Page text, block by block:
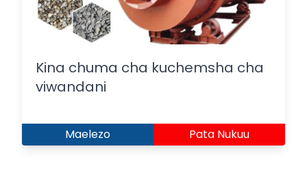
Kina chuma cha kuchemsha cha
viwandani
Maelezo Pata Nukuu